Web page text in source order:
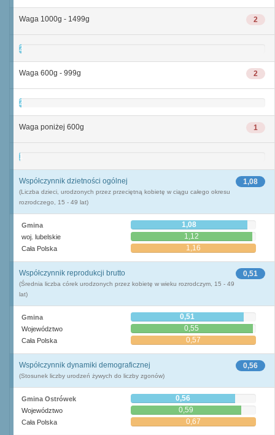
2
Waga 1000g - 1499g
2
2
Waga 600g - 999g
2
1
Waga poniżej 600g
1
1,08
Współczynnik dzietności ogólnej
(Liczba dzieci, urodzonych przez przeciętną kobietę w ciągu całego okresu
rozrodczego, 15 - 49 lat)
Gmina 1,08
woj. lubelskie 1,12
Cała Polska 1,16
0,51
Współczynnik reprodukcji brutto
(Średnia liczba córek urodzonych przez kobietę w wieku rozrodczym, 15 - 49
lat)
Gmina 0,51
Województwo 0,55
Cała Polska 0,57
0,56
Współczynnik dynamiki demograficznej
(Stosunek liczby urodzeń żywych do liczby zgonów)
Gmina Ostrówek 0,56
Województwo 0,59
Cała Polska 0,67